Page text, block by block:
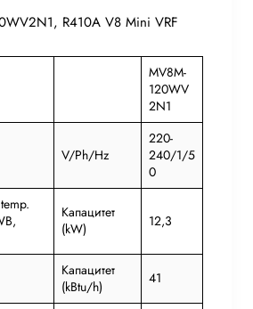
R410A V8 Mini VRF
MV8M-
120WV
2N1
V/Ph/Hz
220-
240/1/5
0
Капацитет
(kW)
12,3
Капацитет
(kBtu/h)
41